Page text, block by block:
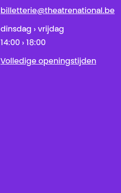
billetterie@theatrenational.be
dinsdag › vrijdag
14:00 › 18:00
Volledige openingstijden